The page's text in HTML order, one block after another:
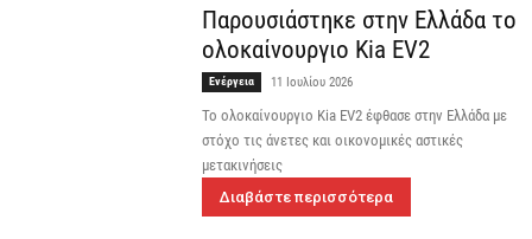
Παρουσιάστηκε στην Ελλάδα το
ολοκαίνουργιο Kia EV2
Ενέργεια 11 Ιουλίου 2026
Το ολοκαίνουργιο Kia EV2 έφθασε στην Ελλάδα με
στόχο τις άνετες και οικονομικές αστικές
μετακινήσεις
Διαβάστε περισσότερα